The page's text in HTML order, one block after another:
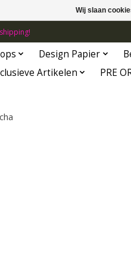
Design Papier
Artikelen
PRE
Wij slaan